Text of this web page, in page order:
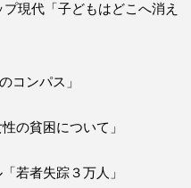
現代「子どもはどこへ消え
コンパス」
の貧困について」
若者失踪３万人」